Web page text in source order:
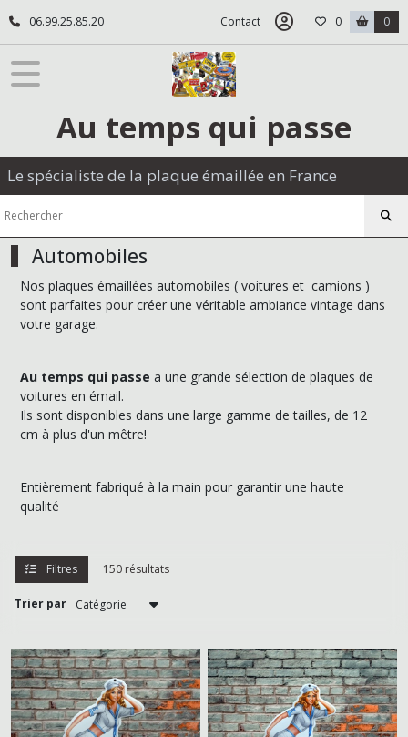
06.99.25.85.20 Contact 0 0
Au temps qui passe
Le spécialiste de la plaque émaillée en France
Automobiles
Nos plaques émaillées automobiles ( voitures et camions )
sont parfaites pour créer une véritable ambiance vintage dans
votre garage.
Au temps qui passe a une grande sélection de plaques de
voitures en émail.
Ils sont disponibles dans une large gamme de tailles, de 12
cm à plus d'un mêtre!
Entièrement fabriqué à la main pour garantir une haute
qualité
Filtres 150 résultats
Trier par
Fermer
FILTRES
Plaques
émaillées
Automobiles
(150)
Motos
et
Publicités
anciennes
(107)
et
équipementiers
automobiles
(207)
Boissons
-
Brasserie
(91)